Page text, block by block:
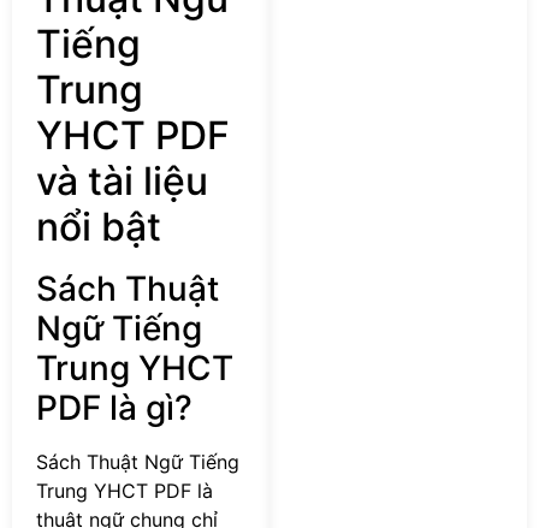
Tiếng
Trung
YHCT PDF
và tài liệu
nổi bật
Sách Thuật
Ngữ Tiếng
Trung YHCT
PDF là gì?
Sách Thuật Ngữ Tiếng
Trung YHCT PDF là
thuật ngữ chung chỉ